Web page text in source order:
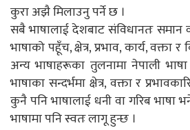
कुरा अझै मिलाउनु पर्ने छ ।
सबै भाषालाई देशबाट संविधानतः समान
भाषाको पहूँच, क्षेत्र, प्रभाव, कार्य, वक्ता
अन्य भाषाहरूका तुलनामा नेपाली
भाषाका सन्दर्भमा क्षेत्र, वक्ता र
कुनै पनि भाषालाई धनी वा गरिब भाषा
भाषामा पनि स्वतः लागू हुन्छ ।